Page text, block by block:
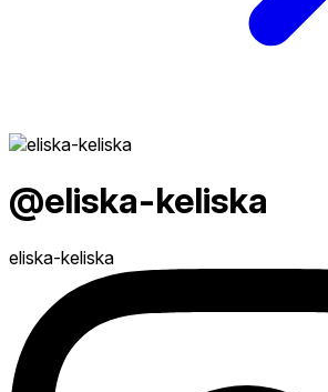
@eliska-keliska
eliska-keliska